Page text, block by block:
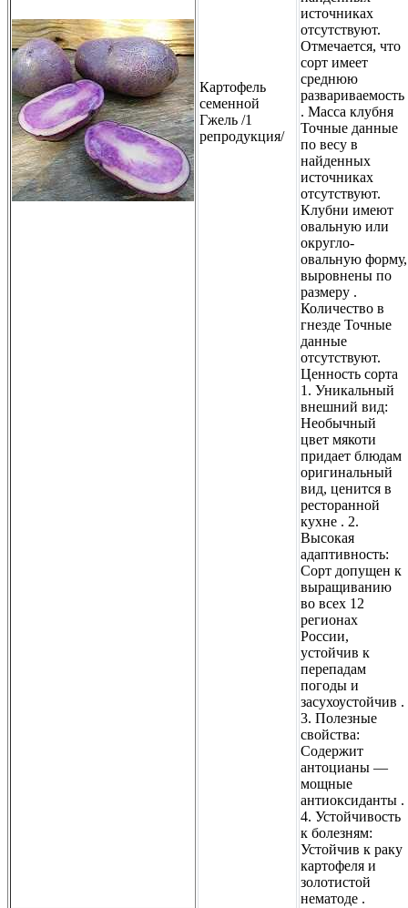
Картофель
семенной
Гжель /1
репродукция/
источниках
отсутствуют.
Отмечается, что
сорт имеет
среднюю
развариваемость
. Масса клубня
Точные данные
по весу в
найденных
источниках
отсутствуют.
Клубни имеют
овальную или
округло-
овальную форму,
выровнены по
размеру .
Количество в
гнезде Точные
данные
отсутствуют.
Ценность сорта
1. Уникальный
внешний вид:
Необычный
цвет мякоти
придает блюдам
оригинальный
вид, ценится в
ресторанной
кухне . 2.
Высокая
адаптивность:
Сорт допущен к
выращиванию
во всех 12
регионах
России,
устойчив к
перепадам
погоды и
засухоустойчив .
3. Полезные
свойства:
Содержит
антоцианы —
мощные
антиоксиданты .
4. Устойчивость
к болезням:
Устойчив к раку
картофеля и
золотистой
нематоде .